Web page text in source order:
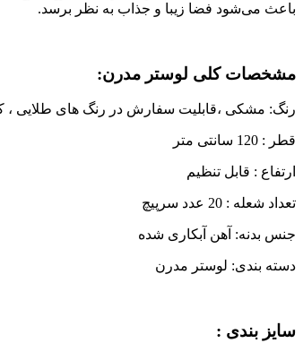
باعث می‌شود فضا زیبا و جذاب به نظر برسد.
مشخصات کلی لوستر مدرن:
رنگ: مشکی ،قابلیت سفارش در رنگ های طلایی ،
قطر : 120 سانتی متر
ارتفاع : قابل تنظیم
تعداد شعله : 20 عدد سرپیچ
جنس بدنه: آهن آبکاری شده
دسته بندی: لوستر مدرن
سایز بندی :